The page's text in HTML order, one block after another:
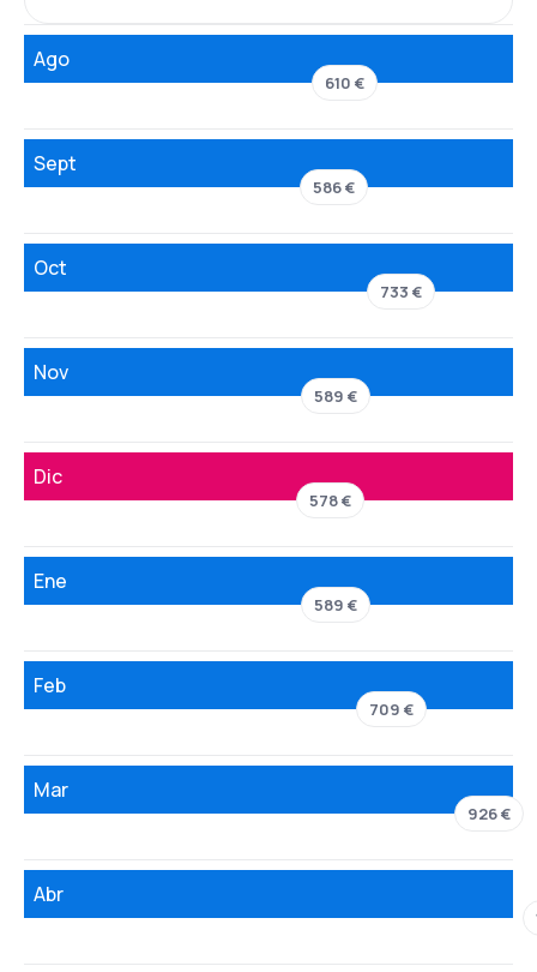
Ago
610 €
Sept
586 €
Oct
733 €
Nov
589 €
Dic
578 €
Ene
589 €
Feb
709 €
Mar
926 €
Abr